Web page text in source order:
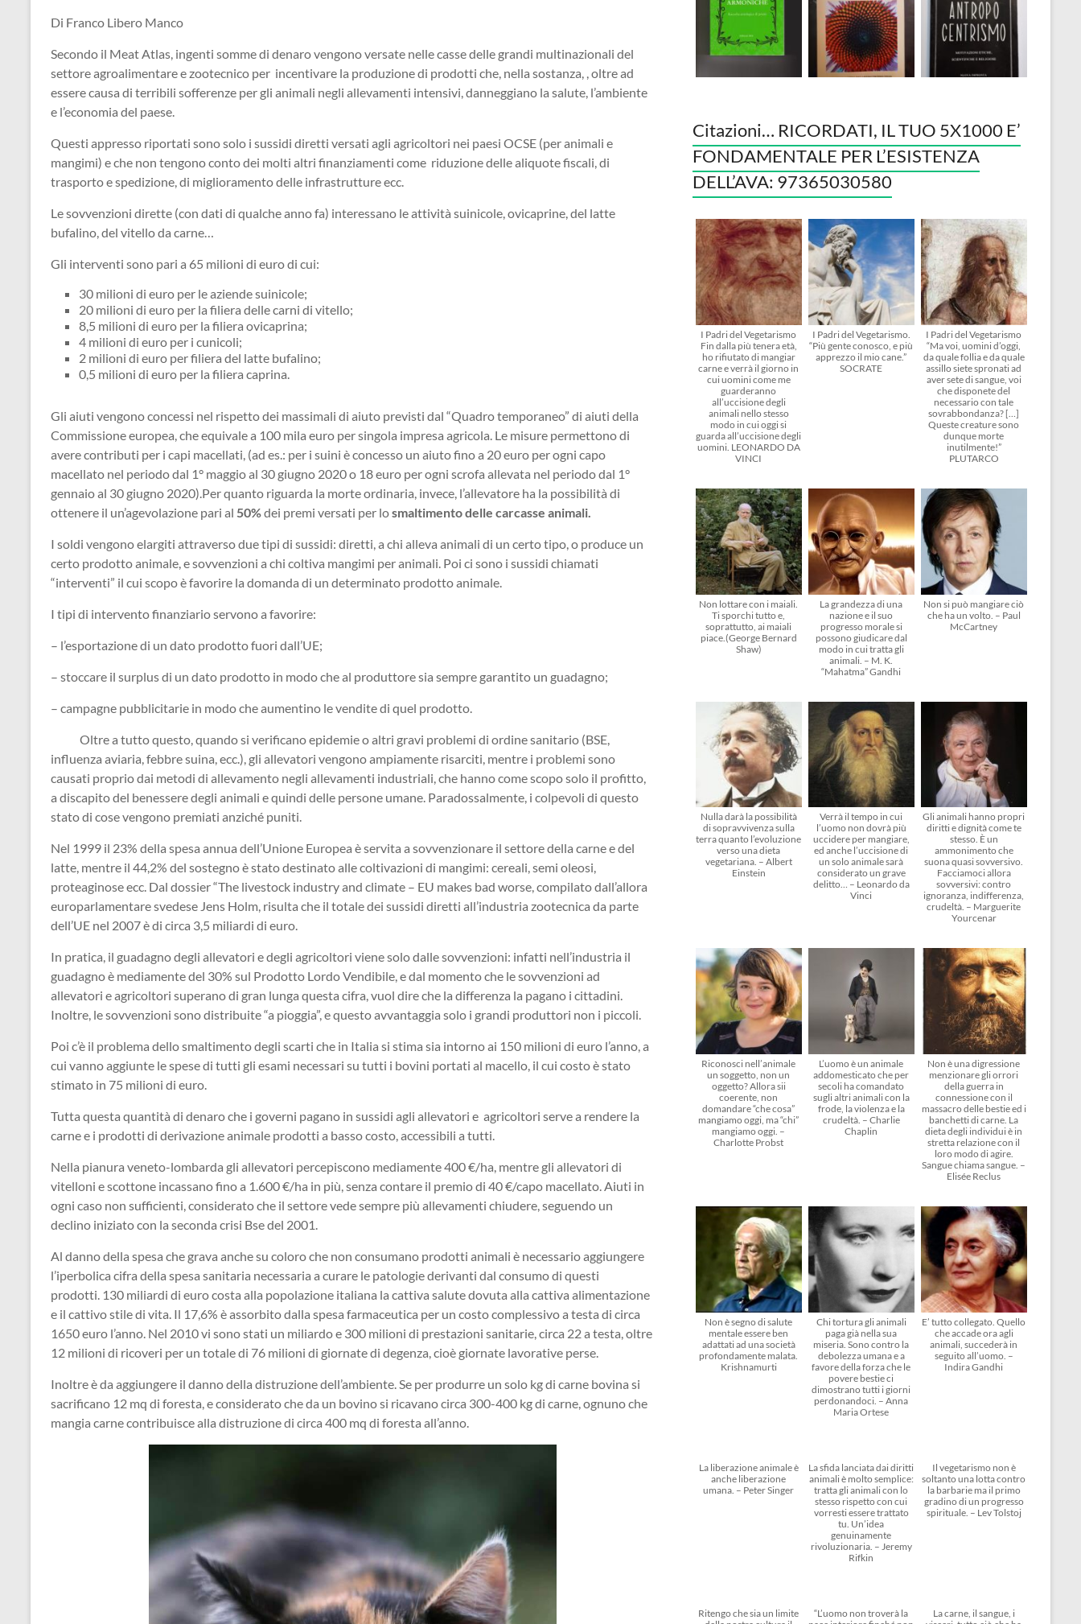
Di Franco Libero Manco
Secondo il Meat Atlas, ingenti somme di denaro vengono versate nelle casse delle grandi multinazionali del
settore agroalimentare e zootecnico per incentivare la produzione di prodotti che, nella sostanza, , oltre ad
essere causa di terribili sofferenze per gli animali negli allevamenti intensivi, danneggiano la salute, l’ambiente
e l’economia del paese.
Questi appresso riportati sono solo i sussidi diretti versati agli agricoltori nei paesi OCSE (per animali e
mangimi) e che non tengono conto dei molti altri finanziamenti come riduzione delle aliquote fiscali, di
trasporto e spedizione, di miglioramento delle infrastrutture ecc.
Le sovvenzioni dirette (con dati di qualche anno fa) interessano le attività suinicole, ovicaprine, del latte
bufalino, del vitello da carne…
Gli interventi sono pari a 65 milioni di euro di cui:
30 milioni di euro per le aziende suinicole;
20 milioni di euro per la filiera delle carni di vitello;
8,5 milioni di euro per la filiera ovicaprina;
4 milioni di euro per i cunicoli;
2 milioni di euro per filiera del latte bufalino;
0,5 milioni di euro per la filiera caprina.
Gli aiuti vengono concessi nel rispetto dei massimali di aiuto previsti dal “Quadro temporaneo” di aiuti della
Commissione europea, che equivale a 100 mila euro per singola impresa agricola. Le misure permettono di
avere contributi per i capi macellati, (ad es.: per i suini è concesso un aiuto fino a 20 euro per ogni capo
macellato nel periodo dal 1° maggio al 30 giugno 2020 o 18 euro per ogni scrofa allevata nel periodo dal 1°
gennaio al 30 giugno 2020).Per quanto riguarda la morte ordinaria, invece, l’allevatore ha la possibilità di
ottenere il un’agevolazione pari al 50%dei premi versati per losmaltimento delle carcasse animali.
I soldi vengono elargiti attraverso due tipi di sussidi: diretti, a chi alleva animali di un certo tipo, o produce un
certo prodotto animale, e sovvenzioni a chi coltiva mangimi per animali. Poi ci sono i sussidi chiamati
“interventi” il cui scopo è favorire la domanda di un determinato prodotto animale.
I tipi di intervento finanziario servono a favorire:
– l’esportazione di un dato prodotto fuori dall’UE;
– stoccare il surplus di un dato prodotto in modo che al produttore sia sempre garantito un guadagno;
– campagne pubblicitarie in modo che aumentino le vendite di quel prodotto.
Oltre a tutto questo, quando si verificano epidemie o altri gravi problemi di ordine sanitario (BSE,
influenza aviaria, febbre suina, ecc.), gli allevatori vengono ampiamente risarciti, mentre i problemi sono
causati proprio dai metodi di allevamento negli allevamenti industriali, che hanno come scopo solo il profitto,
a discapito del benessere degli animali e quindi delle persone umane. Paradossalmente, i colpevoli di questo
stato di cose vengono premiati anziché puniti.
Nel 1999 il 23% della spesa annua dell’Unione Europea è servita a sovvenzionare il settore della carne e del
latte, mentre il 44,2% del sostegno è stato destinato alle coltivazioni di mangimi: cereali, semi oleosi,
proteaginose ecc. Dal dossier “The livestock industry and climate – EU makes bad worse, compilato dall’allora
europarlamentare svedese Jens Holm, risulta che il totale dei sussidi diretti all’industria zootecnica da parte
dell’UE nel 2007 è di circa 3,5 miliardi di euro.
In pratica, il guadagno degli allevatori e degli agricoltori viene solo dalle sovvenzioni: infatti nell’industria il
guadagno è mediamente del 30% sul Prodotto Lordo Vendibile, e dal momento che le sovvenzioni ad
allevatori e agricoltori superano di gran lunga questa cifra, vuol dire che la differenza la pagano i cittadini.
Inoltre, le sovvenzioni sono distribuite “a pioggia”, e questo avvantaggia solo i grandi produttori non i piccoli.
Poi c’è il problema dello smaltimento degli scarti che in Italia si stima sia intorno ai 150 milioni di euro l’anno, a
cui vanno aggiunte le spese di tutti gli esami necessari su tutti i bovini portati al macello, il cui costo è stato
stimato in 75 milioni di euro.
Tutta questa quantità di denaro che i governi pagano in sussidi agli allevatori e agricoltori serve a rendere la
carne e i prodotti di derivazione animale prodotti a basso costo, accessibili a tutti.
Nella pianura veneto-lombarda gli allevatori percepiscono mediamente 400 €/ha, mentre gli allevatori di
vitelloni e scottone incassano fino a 1.600 €/ha in più, senza contare il premio di 40 €/capo macellato. Aiuti in
ogni caso non sufficienti, considerato che il settore vede sempre più allevamenti chiudere, seguendo un
declino iniziato con la seconda crisi Bse del 2001.
Al danno della spesa che grava anche su coloro che non consumano prodotti animali è necessario aggiungere
l’iperbolica cifra della spesa sanitaria necessaria a curare le patologie derivanti dal consumo di questi
prodotti. 130 miliardi di euro costa alla popolazione italiana la cattiva salute dovuta alla cattiva alimentazione
e il cattivo stile di vita. Il 17,6% è assorbito dalla spesa farmaceutica per un costo complessivo a testa di circa
1650 euro l’anno. Nel 2010 vi sono stati un miliardo e 300 milioni di prestazioni sanitarie, circa 22 a testa, oltre
12 milioni di ricoveri per un totale di 76 milioni di giornate di degenza, cioè giornate lavorative perse.
Inoltre è da aggiungere il danno della distruzione dell’ambiente. Se per produrre un solo kg di carne bovina si
sacrificano 12 mq di foresta, e considerato che da un bovino si ricavano circa 300-400 kg di carne, ognuno che
mangia carne contribuisce alla distruzione di circa 400 mq di foresta all’anno.
Citazioni… RICORDATI, IL TUO 5X1000 E’
FONDAMENTALE PER L’ESISTENZA
DELL’AVA: 97365030580
I Padri del Vegetarismo
Fin dalla più tenera età,
ho rifiutato di mangiar
carne e verrà il giorno in
cui uomini come me
guarderanno
all’uccisione degli
animali nello stesso
modo in cui oggi si
guarda all’uccisione degli
uomini. LEONARDO DA
VINCI
I Padri del Vegetarismo.
“Più gente conosco, e più
apprezzo il mio cane.”
SOCRATE
I Padri del Vegetarismo
“Ma voi, uomini d’oggi,
da quale follia e da quale
assillo siete spronati ad
aver sete di sangue, voi
che disponete del
necessario con tale
sovrabbondanza? […]
Queste creature sono
dunque morte
inutilmente!”
PLUTARCO
Non lottare con i maiali.
Ti sporchi tutto e,
soprattutto, ai maiali
piace.(George Bernard
Shaw)
La grandezza di una
nazione e il suo
progresso morale si
possono giudicare dal
modo in cui tratta gli
animali. – M. K.
“Mahatma” Gandhi
Non si può mangiare ciò
che ha un volto. – Paul
McCartney
Nulla darà la possibilità
di sopravvivenza sulla
terra quanto l’evoluzione
verso una dieta
vegetariana. – Albert
Einstein
Verrà il tempo in cui
l’uomo non dovrà più
uccidere per mangiare,
ed anche l’uccisione di
un solo animale sarà
considerato un grave
delitto… – Leonardo da
Vinci
Gli animali hanno propri
diritti e dignità come te
stesso. È un
ammonimento che
suona quasi sovversivo.
Facciamoci allora
sovversivi: contro
ignoranza, indifferenza,
crudeltà. – Marguerite
Yourcenar
Riconosci nell’animale
un soggetto, non un
oggetto? Allora sii
coerente, non
domandare “che cosa”
mangiamo oggi, ma “chi”
mangiamo oggi. –
Charlotte Probst
L’uomo è un animale
addomesticato che per
secoli ha comandato
sugli altri animali con la
frode, la violenza e la
crudeltà. – Charlie
Chaplin
Non è una digressione
menzionare gli orrori
della guerra in
connessione con il
massacro delle bestie ed i
banchetti di carne. La
dieta degli individui è in
stretta relazione con il
loro modo di agire.
Sangue chiama sangue. –
Elisée Reclus
Non è segno di salute
mentale essere ben
adattati ad una società
profondamente malata.
Krishnamurti
Chi tortura gli animali
paga già nella sua
miseria. Sono contro la
debolezza umana e a
favore della forza che le
povere bestie ci
dimostrano tutti i giorni
perdonandoci. – Anna
Maria Ortese
E’ tutto collegato. Quello
che accade ora agli
animali, succederà in
seguito all’uomo. –
Indira Gandhi
La liberazione animale è
anche liberazione
umana. – Peter Singer
La sfida lanciata dai diritti
animali è molto semplice:
tratta gli animali con lo
stesso rispetto con cui
vorresti essere trattato
tu. Un’idea
genuinamente
rivoluzionaria. – Jeremy
Rifkin
Il vegetarismo non è
soltanto una lotta contro
la barbarie ma il primo
gradino di un progresso
spirituale. – Lev Tolstoj
Ritengo che sia un limite
“L’uomo non troverà la
La carne, il sangue, i